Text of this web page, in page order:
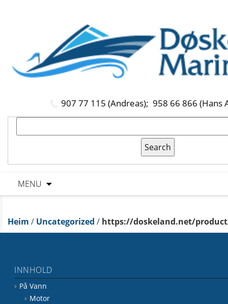
907 77 115 (Andreas); 958 66 866 (Hans
MENU
Heim / Uncategorized / https://doskeland.net/
INNHOLD
På Vann
Motor